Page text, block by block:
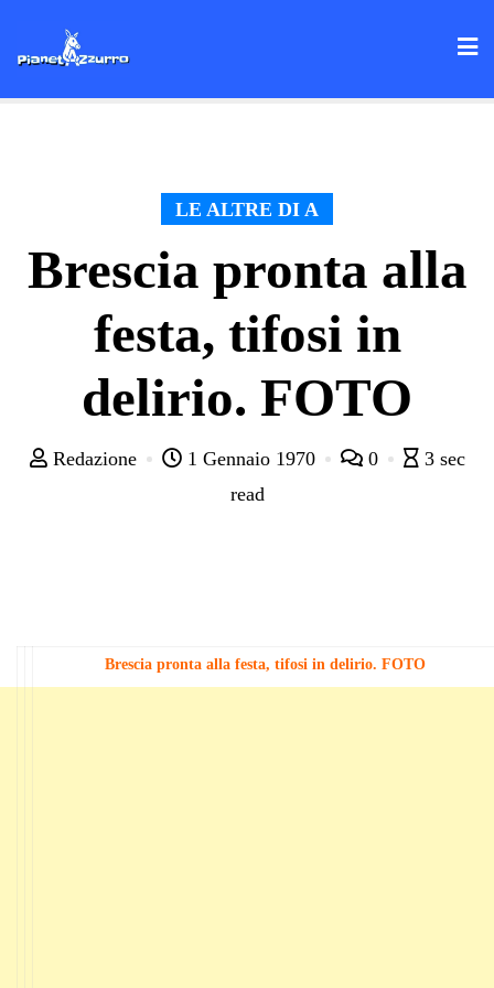
LE ALTRE DI A
Brescia pronta alla
festa, tifosi in
delirio. FOTO
Redazione 1 Gennaio 1970 0
3 sec
read
Brescia pronta alla festa, tifosi in delirio. FOTO